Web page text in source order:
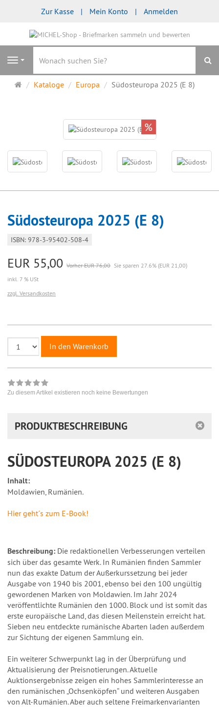
Zur Kasse Mein Konto Anmelden
Navigation
Startseite
Kataloge Europa Südosteuropa 2025 (E 8)
%
Südosteuropa 2025 (E 8)
ISBN: 978-3-95402-508-4
EUR 55,00 Vorher EUR 76,00 Sie sparen 27.6% (EUR 21,00)
inkl. 7 % USt
zzgl. Versandkosten
In den Warenkorb
Zu diesem Artikel existieren noch keine Bewertungen
PRODUKTBESCHREIBUNG
SÜDOSTEUROPA 2025 (E 8)
Inhalt:
Moldawien, Rumänien.
Hier geht´s zum E-Book!
Beschreibung: Die redaktionellen Verbesserungen verteilen
sich über das gesamte Werk. In Rumänien finden Sammler
nun das exakte Datum der Außerkurssetzung bei jeder
Ausgabe von 1940 bis 2001, ebenso bei den 100 ungültig
gewordenen Marken von Moldawien. Im Jahr 2024
veröffentlichte Rumänien den 1000. Block und ist somit das
erste europäische Land, das diesen Meilenstein erreicht hat.
Sieben neu entdeckte rumänische Abarten laden außerdem
zur Sichtung der eigenen Sammlung ein.
Ein weiterer Schwerpunkt lag in der Überprüfung und
Aktualisierung der Preisnotierungen. Aktuelle
Auktionsergebnisse zeigen ein hohes Sammlerinteresse an
den rumänischen „Ochsenköpfen“ und weiteren Ausgaben
von Alt-Rumänien. Aber auch seltene Freimarkenvarianten